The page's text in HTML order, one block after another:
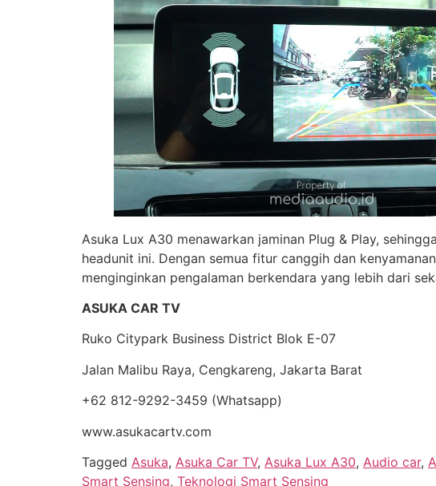
Asuka Lux A30 menawarkan jaminan Plug & Play,
headunit ini. Dengan semua fitur canggih dan
menginginkan pengalaman berkendara yang lebih dari
ASUKA CAR TV
Ruko Citypark Business District Blok E-07
Jalan Malibu Raya, Cengkareng, Jakarta Barat
+62 812-9292-3459 (Whatsapp)
www.asukacartv.com
Tagged Asuka, Asuka Car TV, Asuka Lux A30, Audio car,
Smart Sensing, Teknologi Smart Sensing